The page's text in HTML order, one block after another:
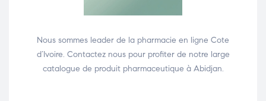
Nous sommes leader de la pharmacie en ligne Cote
d’Ivoire. Contactez nous pour profiter de notre large
catalogue de produit pharmaceutique à Abidjan.